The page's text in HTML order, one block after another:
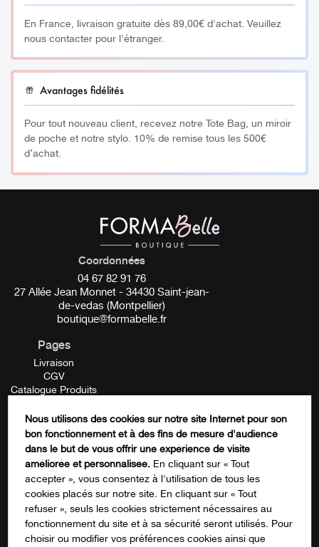
Sans conservateur, ni eau, ni produit pétrochimique, les
pigments sont adaptés au pH de la peau et labellisés
Vegan.
__________
À savoir :
Fabriqués en atmosphère contrôlée dans un laboratoire
certifié EN13485 et BPF, les pigments Airless Color® sont
le résultat d’un assemblage précis de pigments
organiques et minéraux. Ils font l’objet de contrôles
rigoureux : analyse des métaux lourds et des amines
aromatiques et sont en parfaite conformité avec les
préconisations de l’Europe et la législation française, l’une
des plus rigoureuses au monde. Pigment Made in
FRANCE / Pigment VEGAN.
VEGAN
REACH
__________
EB02 – Dark Ash Grey
Tonalité : froide
Conditionnement :5ml
En France, livraison gratuite dès 89,00€ d'achat. Veuillez
nous contacter pour l'étranger.
Avantages fidélités
Pour tout nouveau client, recevez notre Tote Bag, un miroir
de poche et notre stylo. 10% de remise tous les 500€
d’achat.
Company
Ce champ n’est utilisé qu’à des fins de
validation et devrait rester inchangé.
S'inscrire à notre newsletter
Coordonnées
04 67 82 91 76
27 Allée Jean Monnet - 34430 Saint-jean-
de-vedas (Montpellier)
boutique@formabelle.fr
Pages
Livraison
CGV
Catalogue Produits
Contactez-nous
FORMATION
Nous utilisons des cookies sur notre site Internet pour son
bon fonctionnement et à des fins de mesure d'audience
dans le but de vous offrir une expérience de visite
améliorée et personnalisée. En cliquant sur « Tout
accepter », vous consentez à l'utilisation de tous les
cookies placés sur notre site. En cliquant sur « Tout
refuser », seuls les cookies strictement nécessaires au
fonctionnement du site et à sa sécurité seront utilisés. Pour
choisir ou modifier vos préférences cookies ainsi que